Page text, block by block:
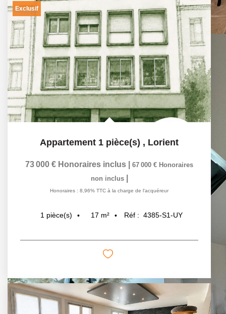
Exclusif
Appartement 1 pièce(s) , Lorient
73 000 € Honoraires inclus 67 000 € Honoraires
non inclus
Honoraires : 8,96% TTC à la charge de l'acquéreur
1 pièce(s) 17 m² Réf : 4385-S1-UY